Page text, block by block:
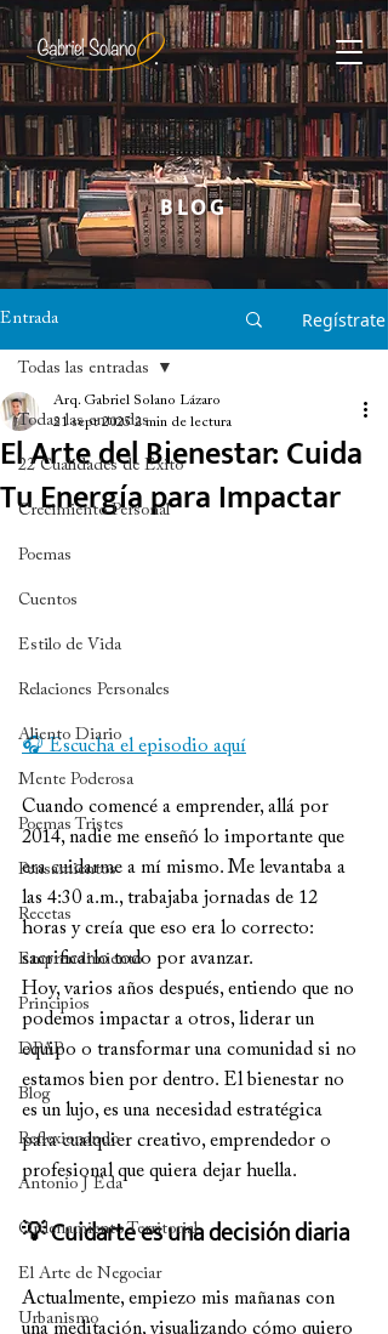
BLOG
Entrada Regístrate
Todas las entradas
22 Cualidades de Éxito
Crecimiento Personal
Poemas
Cuentos
Estilo de Vida
Relaciones Personales
Aliento Diario
Mente Poderosa
Poemas Tristes
Pensamientos
Recetas
Emprendimiento
Principios
DPAP
Blog
Reflexionando
Antonio J Eda
Ordenamiento Territorial
El Arte de Negociar
Urbanismo
Todas las entradas
El Arte del Bienestar: Cuida
Tu Energía para Impactar
Arq. Gabriel Solano Lázaro
21 sept 2025 2 min de lectura
🎧 Escucha el episodio aquí
Cuando comencé a emprender, allá por
2014, nadie me enseñó lo importante que
era cuidarme a mí mismo. Me levantaba a
las 4:30 a.m., trabajaba jornadas de 12
horas y creía que eso era lo correcto:
sacrificarlo todo por avanzar.
Hoy, varios años después, entiendo que no
podemos impactar a otros, liderar un
equipo o transformar una comunidad si no
estamos bien por dentro. El bienestar no
es un lujo, es una necesidad estratégica
para cualquier creativo, emprendedor o
profesional que quiera dejar huella.
💡 Cuidarte es una decisión diaria
Actualmente, empiezo mis mañanas con
una meditación, visualizando cómo quiero